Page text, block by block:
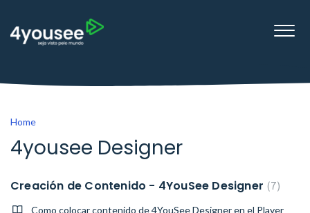
Home
4yousee Designer
Creación de Contenido - 4YouSee Designer 7
Como colocar contenido de 4YouSee Designer en el Player